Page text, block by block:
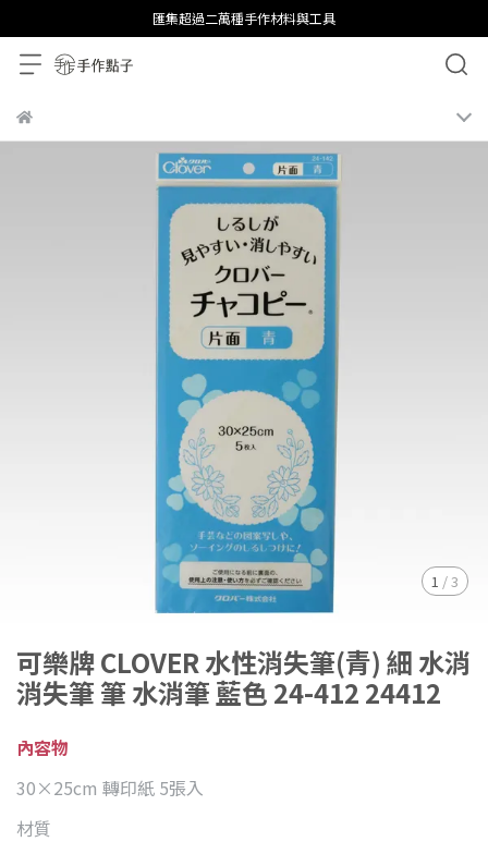
匯集超過二萬種手作材料與工具
1 /3
可樂牌 CLOVER 水性消失筆(青) 細 水消
消失筆 筆 水消筆 藍色 24-412 24412
內容物
30×25cm 轉印紙 5張入
材質